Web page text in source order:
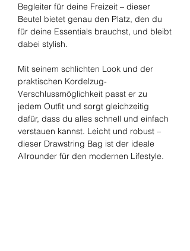
Begleiter für deine Freizeit – dieser
Beutel bietet genau den Platz, den du
für deine Essentials brauchst, und bleibt
dabei stylish.
Mit seinem schlichten Look und der
praktischen Kordelzug-
Verschlussmöglichkeit passt er zu
jedem Outfit und sorgt gleichzeitig
dafür, dass du alles schnell und einfach
verstauen kannst. Leicht und robust –
dieser Drawstring Bag ist der ideale
Allrounder für den modernen Lifestyle.